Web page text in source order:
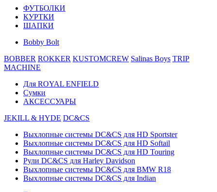
ФУТБОЛКИ
КУРТКИ
ШАПКИ
Bobby Bolt
BOBBER ROKKER KUSTOMCREW Salinas Boys TRIP
MACHINE
Для ROYAL ENFIELD
Сумки
АКСЕССУАРЫ
JEKILL & HYDE DC&CS
Выхлопные системы DC&CS для HD Sportster
Выхлопные системы DC&CS для HD Softail
Выхлопные системы DC&CS для HD Touring
Рули DC&CS для Harley Davidson
Выхлопные системы DC&CS для BMW R18
Выхлопные системы DC&CS для Indian